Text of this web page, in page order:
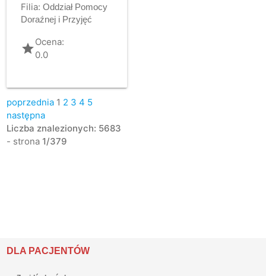
Filia: Oddział Pomocy
Doraźnej i Przyjęć
gradeOcena:
0.0
poprzednia 1 2 3 4 5
następna
Liczba znalezionych: 5683
- strona 1/379
DLA PACJENTÓW